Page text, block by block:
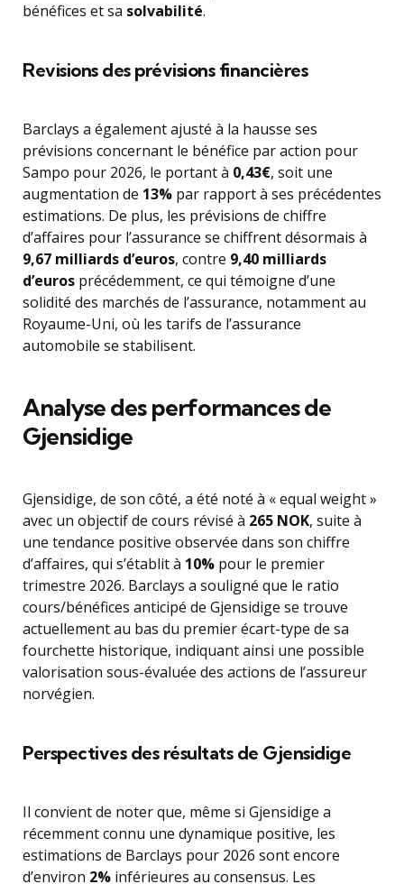
bénéfices et sa solvabilité.
Revisions des prévisions financières
Barclays a également ajusté à la hausse ses
prévisions concernant le bénéfice par action pour
Sampo pour 2026, le portant à 0,43€, soit une
augmentation de 13% par rapport à ses précédentes
estimations. De plus, les prévisions de chiffre
d’affaires pour l’assurance se chiffrent désormais à
9,67 milliards d’euros, contre 9,40 milliards
d’euros précédemment, ce qui témoigne d’une
solidité des marchés de l’assurance, notamment au
Royaume-Uni, où les tarifs de l’assurance
automobile se stabilisent.
Analyse des performances de
Gjensidige
Gjensidige, de son côté, a été noté à « equal weight »
avec un objectif de cours révisé à 265 NOK, suite à
une tendance positive observée dans son chiffre
d’affaires, qui s’établit à 10% pour le premier
trimestre 2026. Barclays a souligné que le ratio
cours/bénéfices anticipé de Gjensidige se trouve
actuellement au bas du premier écart-type de sa
fourchette historique, indiquant ainsi une possible
valorisation sous-évaluée des actions de l’assureur
norvégien.
Perspectives des résultats de Gjensidige
Il convient de noter que, même si Gjensidige a
récemment connu une dynamique positive, les
estimations de Barclays pour 2026 sont encore
d’environ 2% inférieures au consensus. Les